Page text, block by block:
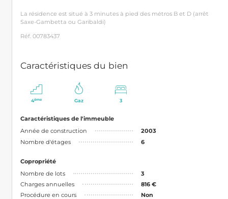
La résidence est situé à 3 minutes à pied des métros B et D (arrêt
Saxe-Gambetta ou Garibaldi)
Réf. 00783437
Caractéristiques du bien
4ème Gaz 3
Caractéristiques de l'immeuble
Année de construction
2003
Nombre d'étages
6
Copropriété
Nombre de lots
3
Charges annuelles
816 €
Procédure en cours
Non